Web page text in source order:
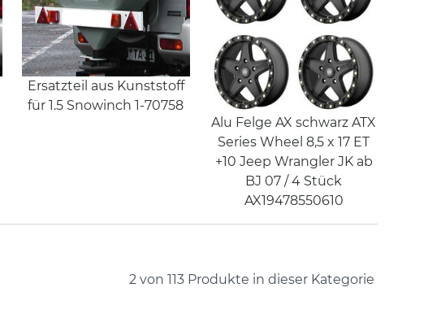
Ersatzteil aus Kunststoff
für 1.5 Snowinch 1-70758
Alu Felge AX schwarz ATX
Series Wheel 8,5 x 17 ET
+10 Jeep Wrangler JK ab
BJ 07 / 4 Stück
AX19478550610
2 von 113 Produkte in dieser Kategorie